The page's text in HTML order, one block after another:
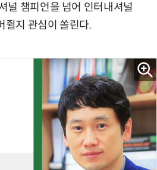
널 챔피언을 넘어 인터내셔널
쥘지 관심이 쏠린다.